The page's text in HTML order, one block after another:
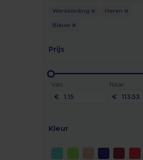
Werkkleding Heren
Blauw
Prijs
Van
€
Naar
€
Kleur